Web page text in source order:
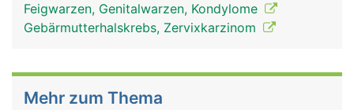
Feigwarzen, Genitalwarzen, Kondylome
Gebärmutterhalskrebs, Zervixkarzinom
Mehr zum Thema